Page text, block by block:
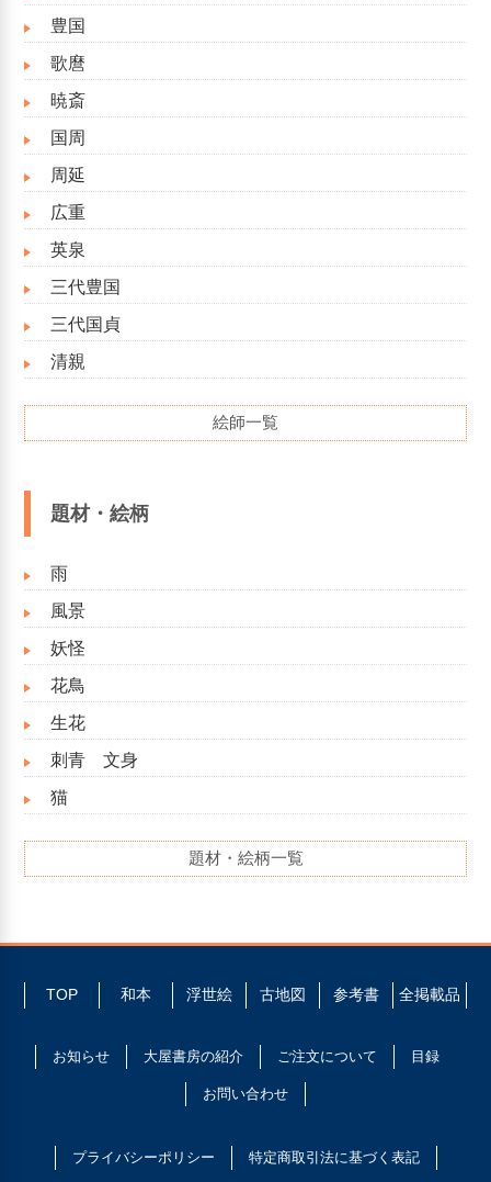
豊国
歌麿
暁斎
国周
周延
広重
英泉
三代豊国
三代国貞
清親
絵師一覧
題材・絵柄
雨
風景
妖怪
花鳥
生花
刺青 文身
猫
題材・絵柄一覧
TOP 和本 浮世絵 古地図 参考書 全掲載品
お知らせ 大屋書房の紹介 ご注文について 目録
お問い合わせ
プライバシーポリシー 特定商取引法に基づく表記